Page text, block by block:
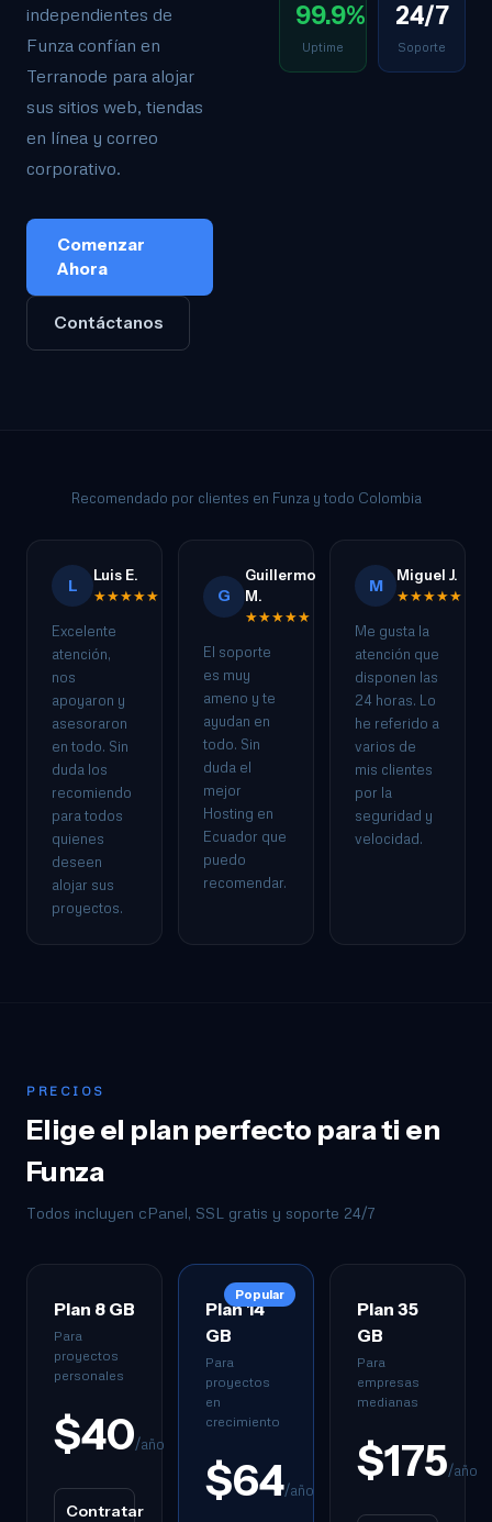
independientes de
Funza confían en
Terranode para alojar
sus sitios web, tiendas
en línea y correo
corporativo.
Comenzar
Ahora
Contáctanos
99.9%
Uptime
24/7
Soporte
Recomendado por clientes en Funza y todo Colombia
L
Luis E.
★★★★★
Excelente
atención,
nos
apoyaron y
asesoraron
en todo. Sin
duda los
recomiendo
para todos
quienes
deseen
alojar sus
proyectos.
G
Guillermo
M.
★★★★★
El soporte
es muy
ameno y te
ayudan en
todo. Sin
duda el
mejor
Hosting en
Ecuador que
puedo
recomendar.
M
Miguel J.
★★★★★
Me gusta la
atención que
disponen las
24 horas. Lo
he referido a
varios de
mis clientes
por la
seguridad y
velocidad.
PRECIOS
Elige el plan perfecto para ti en
Funza
Todos incluyen cPanel, SSL gratis y soporte 24/7
Plan 8 GB
Para
proyectos
personales
$40/año
Contratar
Popular
Plan 14
GB
Para
proyectos
en
crecimiento
$64/año
Plan 35
GB
Para
empresas
medianas
$175/año